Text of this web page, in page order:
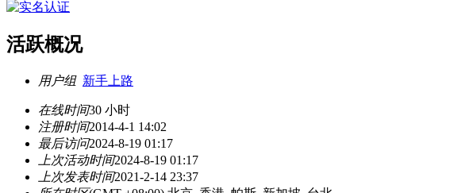
活跃概况
用户组 新手上路
在线时间30 小时
注册时间2014-4-1 14:02
最后访问2024-8-19 01:17
上次活动时间2024-8-19 01:17
上次发表时间2021-2-14 23:37